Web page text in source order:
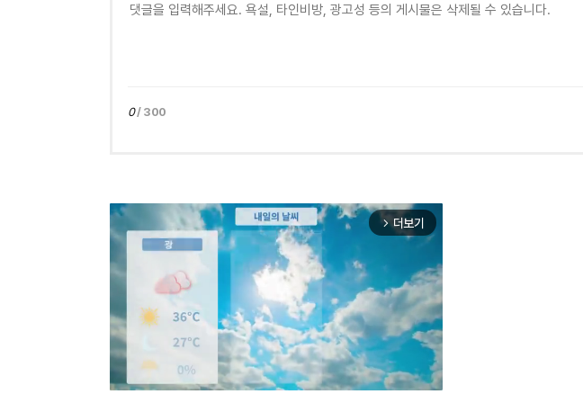
0/ 300
arrow_forward_ios 더보기